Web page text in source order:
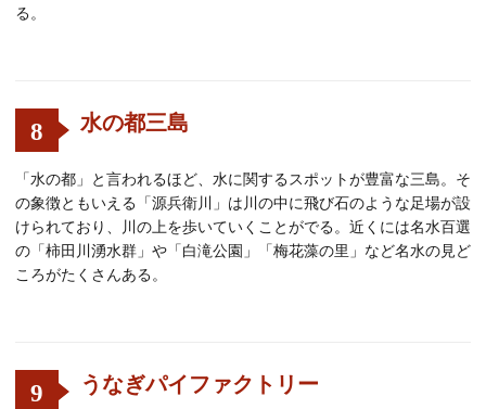
る。
8 水の都三島
「水の都」と言われるほど、水に関するスポットが豊富な三島。そ
の象徴ともいえる「源兵衛川」は川の中に飛び石のような足場が設
けられており、川の上を歩いていくことがでる。近くには名水百選
の「柿田川湧水群」や「白滝公園」「梅花藻の里」など名水の見ど
ころがたくさんある。
9 うなぎパイファクトリー